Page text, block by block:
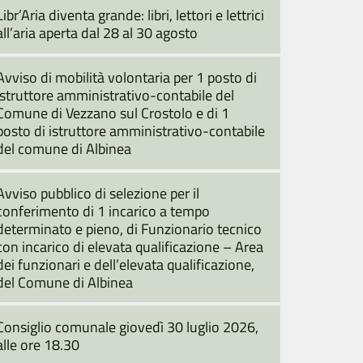
diventa grande: libri, lettori e lettrici
aperta dal 28 al 30 agosto
di mobilità volontaria per 1 posto di
amministrativo-contabile del
di Vezzano sul Crostolo e di 1
di istruttore amministrativo-contabile
comune di Albinea
pubblico di selezione per il
di 1 incarico a tempo
e pieno, di Funzionario tecnico
incarico di elevata qualificazione – Area
funzionari e dell’elevata qualificazione,
Comune di Albinea
comunale giovedì 30 luglio 2026,
ore 18.30